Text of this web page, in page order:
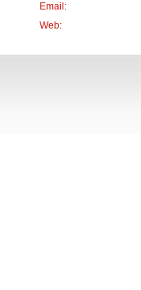
Email:
Web: